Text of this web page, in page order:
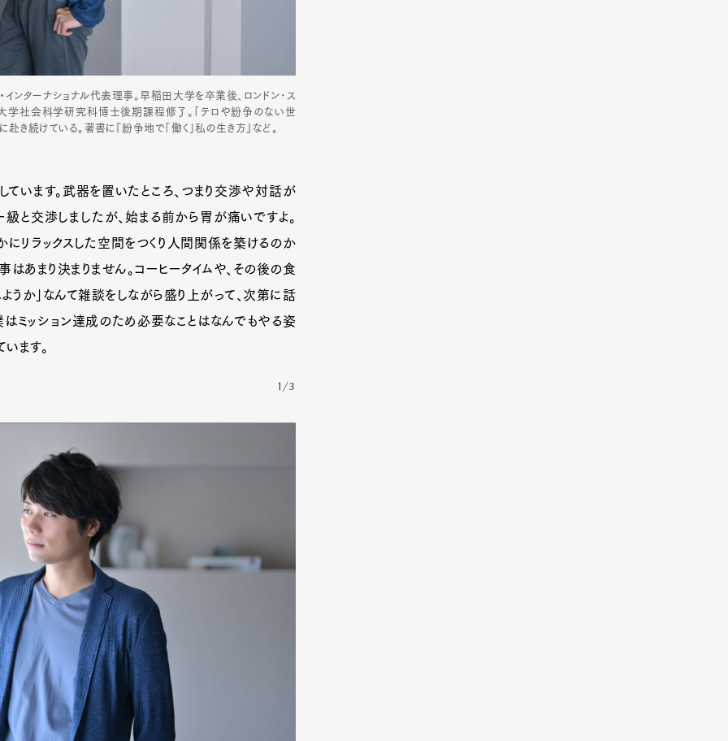
Art&Design Watch
ターナショナル代表理事。早稲田大学を卒業後、ロンドン･ス
学社会科学研究科博士後期課程修了。「テロや紛争のない世
き続けている。著書に『紛争地で「働く」私の生き方』など。
います。武器を置いたところ、つまり交渉や対話が
と交渉しましたが、始まる前から胃が痛いですよ。
リラックスした空間をつくり人間関係を築けるのか
あまり決まりません。コーヒータイムや、その後の食
うか」なんて雑談をしながら盛り上がって、次第に話
ミッション達成のため必要なことはなんでもやる姿
ます。
1/3